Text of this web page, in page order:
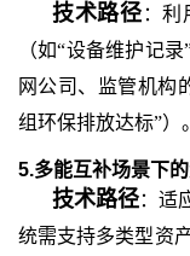
技术路径 ：
（如“设备维护记录
网公司、监管机构
组环保排放达标”）。
5.多能互补场景下
技术路径：适
统需支持多类型资